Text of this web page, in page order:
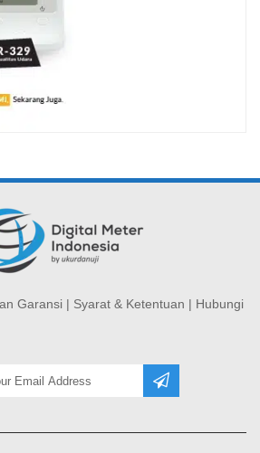
Garansi | Syarat & Ketentuan | Hubungi